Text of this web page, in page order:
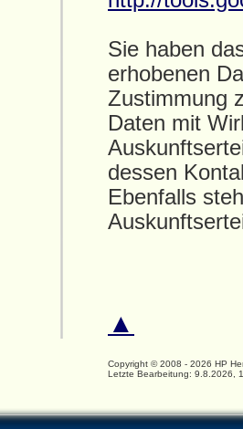
Sie haben
erhobenen
Zustimmung
Daten mit
dessen
Ebenfalls
▲
Copyright © 2008 - 2026 HP
Letzte Bearbeitung: 9.8.2026,